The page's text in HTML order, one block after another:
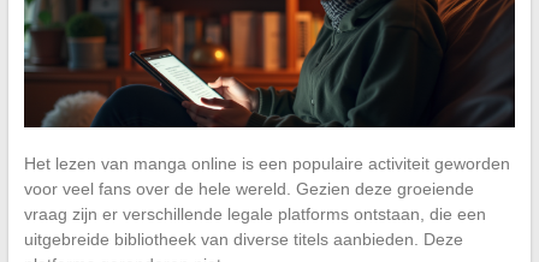
Het lezen van manga online is een populaire activiteit geworden
voor veel fans over de hele wereld. Gezien deze groeiende
vraag zijn er verschillende legale platforms ontstaan, die een
uitgebreide bibliotheek van diverse titels aanbieden. Deze